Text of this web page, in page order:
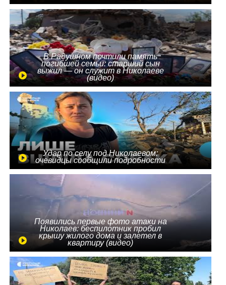
В Радушном почтили память
погибшей семьи: старший сын
выжил — он служит в Николаеве
(видео)
Удар по селу под Николаевом:
очевидцы сообщили подробности
Появились первые фото атаки на
Николаев: беспилотник пробил
крышу жилого дома и залетел в
квартиру (видео)